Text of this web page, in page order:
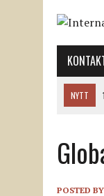
NYTT
12
12
18
POSTED